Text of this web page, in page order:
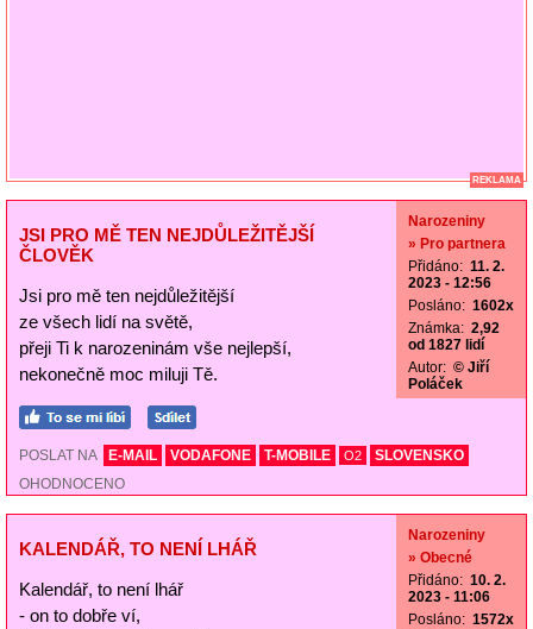
REKLAMA
JSI PRO MĚ TEN NEJDŮLEŽITĚJŠÍ
ČLOVĚK
Jsi pro mě ten nejdůležitější
ze všech lidí na světě,
přeji Ti k narozeninám vše nejlepší,
nekonečně moc miluji Tě.
Narozeniny
» Pro partnera
Přidáno: 11. 2.
2023 - 12:56
Posláno: 1602x
Známka: 2,92
od 1827 lidí
Autor: © Jiří
Poláček
POSLAT NA E-MAIL VODAFONE T-MOBILE O2
SLOVENSKO
OHODNOCENO
KALENDÁŘ, TO NENÍ LHÁŘ
Kalendář, to není lhář
- on to dobře ví,
Narozeniny
» Obecné
Přidáno: 10. 2.
2023 - 11:06
Posláno: 1572x